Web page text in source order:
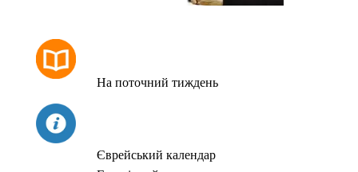
На поточний тиждень
Єврейський календар